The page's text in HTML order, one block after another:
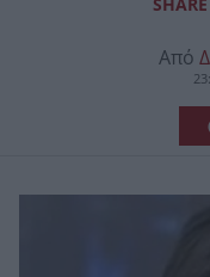
SHARE
Από